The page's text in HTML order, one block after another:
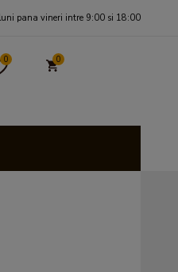
pana vineri intre 9:00 si 18:00
0 0